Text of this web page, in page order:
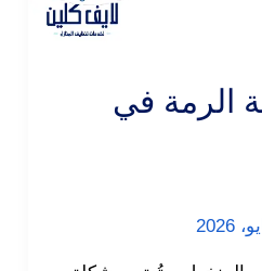
الرمة في